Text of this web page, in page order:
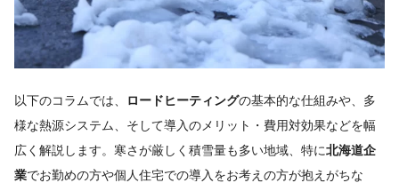
以下のコラムでは、 ロードヒーティングの基本的な仕組みや、多
様な熱源システム、そして導入のメリット・費用対効果などを幅
広く解説します。寒さが厳しく積雪量も多い地域、特に北海道企
業でお勤めの方や個人住宅での導入をお考えの方が抱えがちな